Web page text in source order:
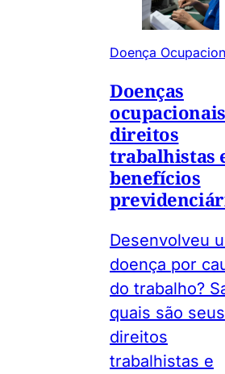
Doença
Doenças
direitos
trabalhistas
benefícios
Desenvolveu
doença por
do trabalho?
quais são seus
direitos
trabalhistas e